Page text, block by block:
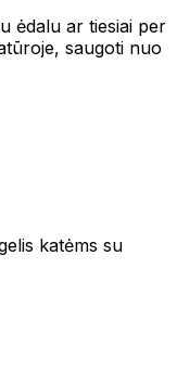
ėdalu ar tiesiai per
saugoti nuo
katėms su